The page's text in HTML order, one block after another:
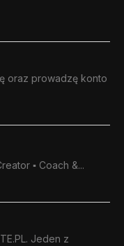
oraz prowadzę konto
▪️ Coach &...
Jeden z